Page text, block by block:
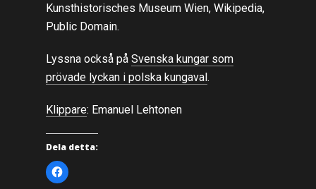
Kunsthistorisches Museum Wien, Wikipedia,
Public Domain.
Lyssna också på Svenska kungar som
prövade lyckan i polska kungaval.
Klippare: Emanuel Lehtonen
Dela detta:
K
l